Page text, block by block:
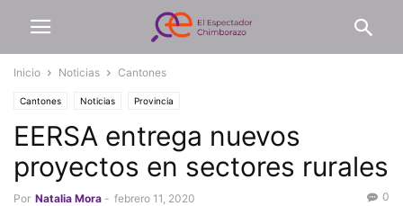
Inicio Noticias Cantones
Cantones Noticias Provincia
EERSA entrega nuevos
proyectos en sectores rurales
Por Natalia Mora - febrero 11, 2020 0